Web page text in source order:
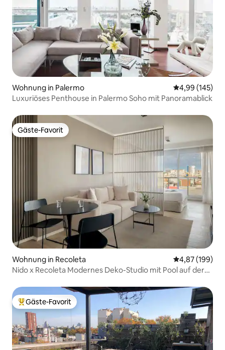
Wohnung in Palermo
4,99 (145)
Luxuriöses Penthouse in Palermo Soho mit Panoramablick
Gäste-Favorit
Gäste-Favorit
Wohnung in Recoleta
4,87 (199)
Nido x Recoleta Modernes Deko-Studio mit Pool auf der
Beliebter Gäste-Favorit.
Gäste-Favorit